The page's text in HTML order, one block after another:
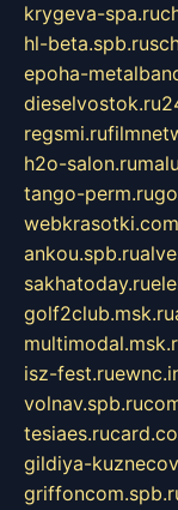
krygeva-spa.ru
hl-beta.spb.ru
epoha-
dieselvostok.ru
regsmi.ru
h2o-salon.ru
tango-perm.ru
webkrasotki.com
ankou.spb.ru
sakhatoday.ru
golf2club.msk.ru
isz-fest.ru
volnav.spb.ru
tesiaes.ru
gildiya-